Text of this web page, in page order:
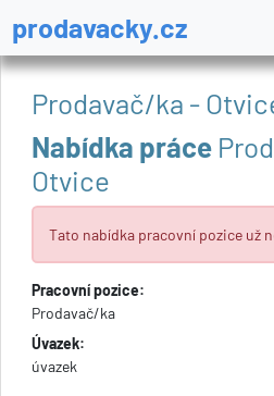
prodavacky.cz
Prodavač/ka -
Nabídka práce
Otvice
Tato nabídka pracovní pozice už
Pracovní pozice:
Prodavač/ka
Úvazek:
úvazek